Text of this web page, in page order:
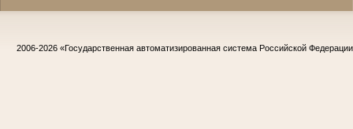
2006-2026 «Государственная автоматизированная система Российской